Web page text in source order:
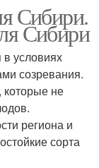
Сибири.
Сибири
условиях
созревания.
не
региона и
сорта